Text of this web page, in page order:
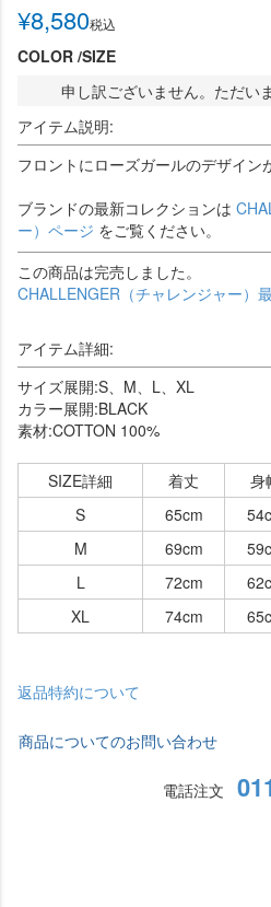
¥8,580税込
COLOR SIZE
申し訳ございません。ただい
アイテム説明:
フロントにローズガールのデザイン
ブランドの最新コレクションは
ー）ページ をご覧ください。
この商品は完売しました。
CHALLENGER（チャレンジャー）
アイテム詳細:
サイズ展開:S、M、L、XL
カラー展開:BLACK
素材:COTTON 100%
SIZE詳細 着丈 身
S
65cm
M
69cm
L
72cm
XL
74cm
返品特約について
商品についてのお問い合わせ
電話注文